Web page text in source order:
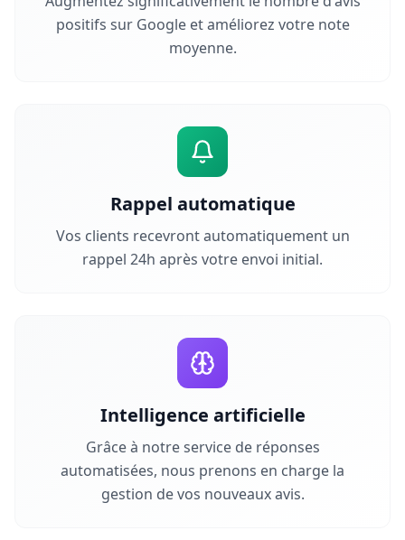
positifs sur Google et améliorez votre note
moyenne.
Rappel automatique
Vos clients recevront automatiquement un
rappel 24h après votre envoi initial.
Intelligence artificielle
Grâce à notre service de réponses
automatisées, nous prenons en charge la
gestion de vos nouveaux avis.